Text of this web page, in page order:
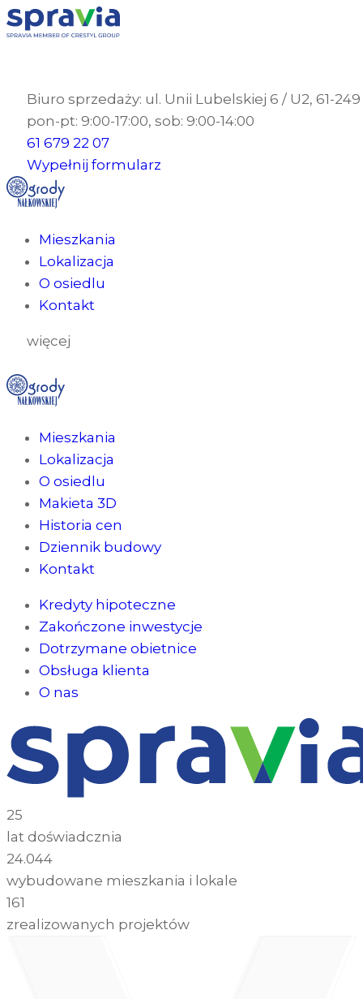
Biuro sprzedaży: ul. Unii Lubelskiej 6 / U2, 61-
pon-pt: 9:00-17:00, sob: 9:00-14:00
61 679 22 07
Wypełnij formularz
Mieszkania
Lokalizacja
O osiedlu
Kontakt
więcej
Mieszkania
Lokalizacja
O osiedlu
Makieta 3D
Historia cen
Dziennik budowy
Kontakt
Kredyty hipoteczne
Zakończone inwestycje
Dotrzymane obietnice
Obsługa klienta
O nas
25
lat doświadcznia
24.044
wybudowane mieszkania i lokale
161
zrealizowanych projektów